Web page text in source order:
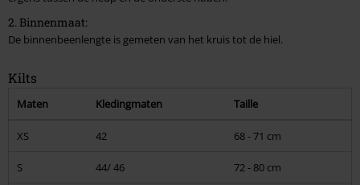
2. Binnenmaat:
De binnenbeenlengte is gemeten van het kruis tot de hiel.
Kilts
Maten Kledingmaten Taille
XS 42 68 - 71 cm
S 44/ 46 72 - 80 cm